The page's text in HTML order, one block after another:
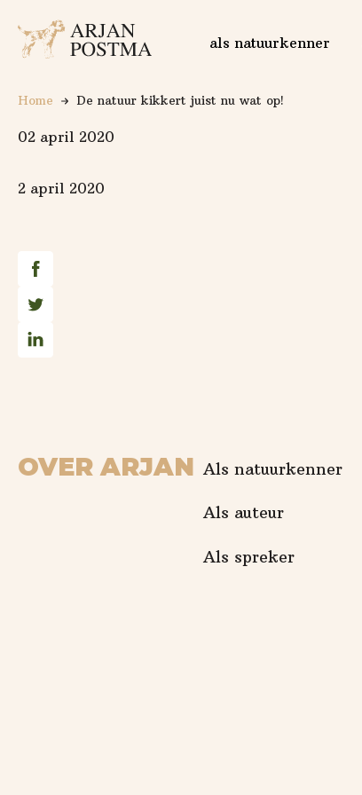
Logo Arjan Postma
als natuurkenner
Home De natuur kikkert juist nu wat op!
02 april 2020
2 april 2020
Deel op Facebook
Deel op Twitter
Deel op Linkedin
OVER ARJAN Als natuurkenner
Als auteur
Als spreker